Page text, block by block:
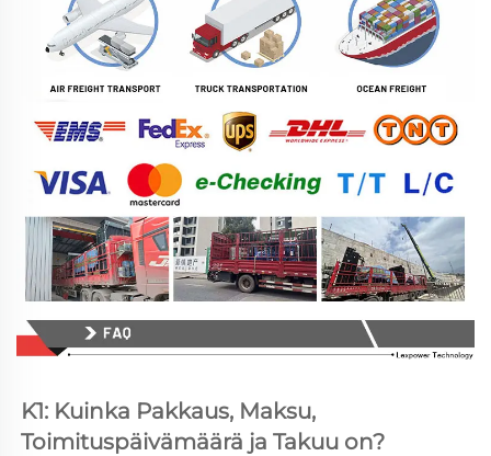
K1: Kuinka Pakkaus, Maksu,
Toimituspäivämäärä ja Takuu on?